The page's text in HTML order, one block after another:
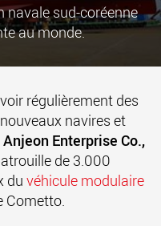
navale sud-coréenne
au monde.
régulièrement des
navires et
Anjeon Enterprise Co.,
de 3.000
du véhicule modulaire
Cometto.